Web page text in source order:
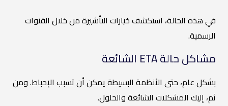
في هذه الحالة، استكشف خيارات التأشيرة من خلال القنوات
الرسمية.
مشاكل حالة ETA الشائعة
بشكل عام، حتى الأنظمة البسيطة يمكن أن تسبب الإحباط. ومن
ثم، إليك المشكلات الشائعة والحلول.